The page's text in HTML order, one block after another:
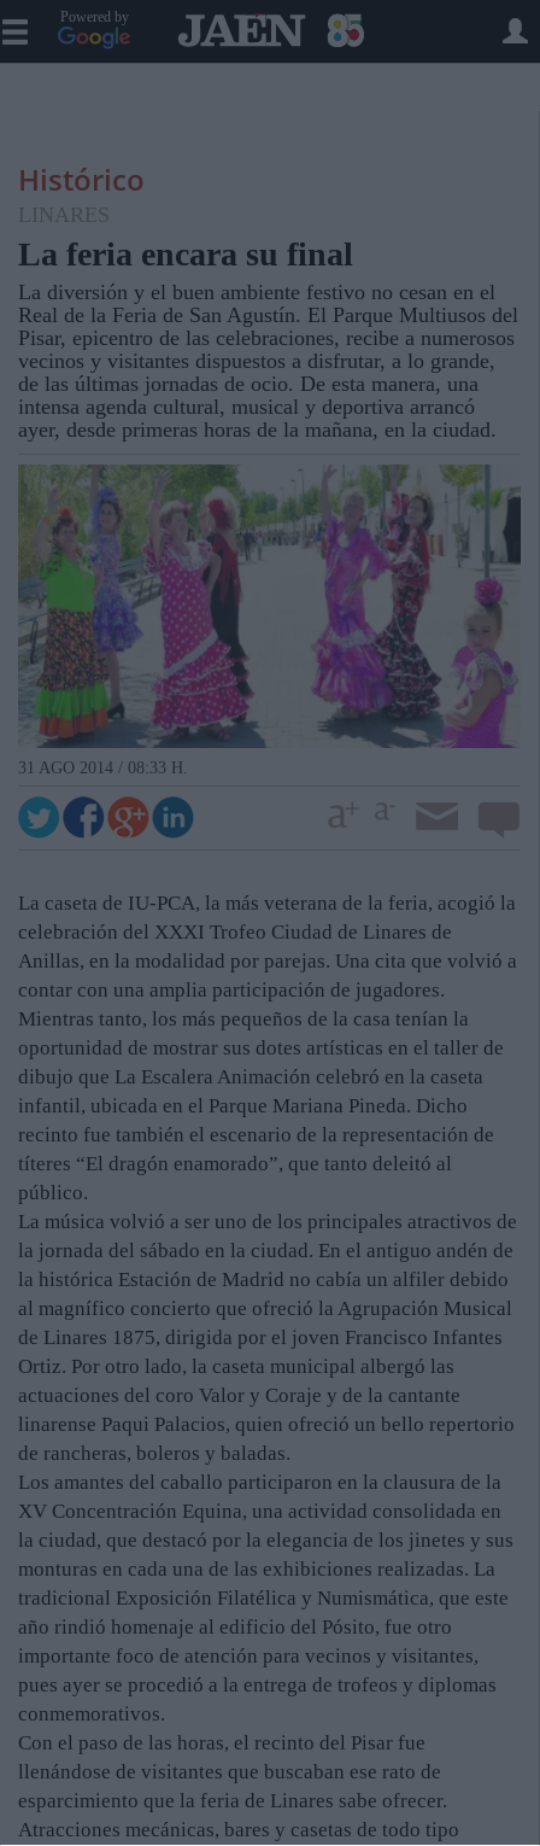
Powered by
Histórico
LINARES
La feria encara su final
La diversión y el buen ambiente festivo no cesan en el
Real de la Feria de San Agustín. El Parque Multiusos del
Pisar, epicentro de las celebraciones, recibe a numerosos
vecinos y visitantes dispuestos a disfrutar, a lo grande,
de las últimas jornadas de ocio. De esta manera, una
intensa agenda cultural, musical y deportiva arrancó
ayer, desde primeras horas de la mañana, en la ciudad.
31 AGO 2014 / 08:33 H.
La caseta de IU-PCA, la más veterana de la feria, acogió la
celebración del XXXI Trofeo Ciudad de Linares de
Anillas, en la modalidad por parejas. Una cita que volvió a
contar con una amplia participación de jugadores.
Mientras tanto, los más pequeños de la casa tenían la
oportunidad de mostrar sus dotes artísticas en el taller de
dibujo que La Escalera Animación celebró en la caseta
infantil, ubicada en el Parque Mariana Pineda. Dicho
recinto fue también el escenario de la representación de
títeres “El dragón enamorado”, que tanto deleitó al
público.
La música volvió a ser uno de los principales atractivos de
la jornada del sábado en la ciudad. En el antiguo andén de
la histórica Estación de Madrid no cabía un alfiler debido
al magnífico concierto que ofreció la Agrupación Musical
de Linares 1875, dirigida por el joven Francisco Infantes
Ortiz. Por otro lado, la caseta municipal albergó las
actuaciones del coro Valor y Coraje y de la cantante
linarense Paqui Palacios, quien ofreció un bello repertorio
de rancheras, boleros y baladas.
Los amantes del caballo participaron en la clausura de la
XV Concentración Equina, una actividad consolidada en
la ciudad, que destacó por la elegancia de los jinetes y sus
monturas en cada una de las exhibiciones realizadas. La
tradicional Exposición Filatélica y Numismática, que este
año rindió homenaje al edificio del Pósito, fue otro
importante foco de atención para vecinos y visitantes,
pues ayer se procedió a la entrega de trofeos y diplomas
conmemorativos.
Con el paso de las horas, el recinto del Pisar fue
llenándose de visitantes que buscaban ese rato de
esparcimiento que la feria de Linares sabe ofrecer.
Atracciones mecánicas, bares y casetas de todo tipo